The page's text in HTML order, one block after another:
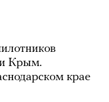
и Крым.
крае